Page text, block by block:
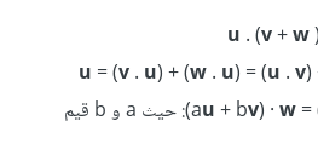
u . (v+w
u = (v. u) + (w. u) = (u .v)
‎(au+ bv) ·w=
‎: حيث a و b قيم